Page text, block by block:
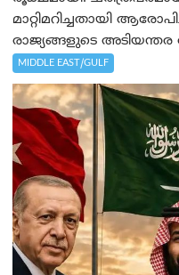
മാറ്റിമറിച്ചതായി
രാജ്യങ്ങളുടെ അടിയന്തര
MIDDLE EAST/GULF